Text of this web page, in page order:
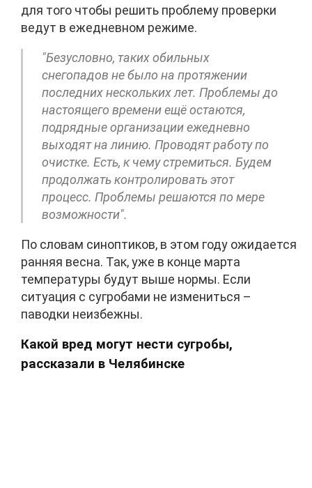
для того чтобы решить проблему проверки
ведут в ежедневном режиме.
"Безусловно, таких обильных
снегопадов не было на протяжении
последних нескольких лет. Проблемы до
настоящего времени ещё остаются,
подрядные организации ежедневно
выходят на линию. Проводят работу по
очистке. Есть, к чему стремиться. Будем
продолжать контролировать этот
процесс. Проблемы решаются по мере
возможности".
По словам синоптиков, в этом году ожидается
ранняя весна. Так, уже в конце марта
температуры будут выше нормы. Если
ситуация с сугробами не измениться –
паводки неизбежны.
Какой вред могут нести сугробы,
рассказали в Челябинске